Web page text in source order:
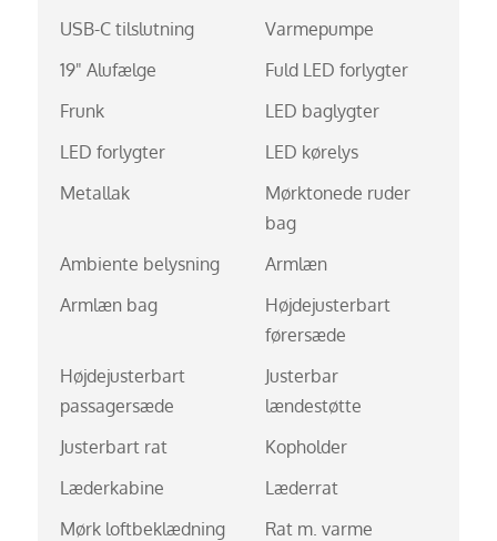
USB-C tilslutning
Varmepumpe
19" Alufælge
Fuld LED forlygter
Frunk
LED baglygter
LED forlygter
LED kørelys
Metallak
Mørktonede ruder
bag
Ambiente belysning
Armlæn
Armlæn bag
Højdejusterbart
førersæde
Højdejusterbart
passagersæde
Justerbar
lændestøtte
Justerbart rat
Kopholder
Læderkabine
Læderrat
Mørk loftbeklædning
Rat m. varme